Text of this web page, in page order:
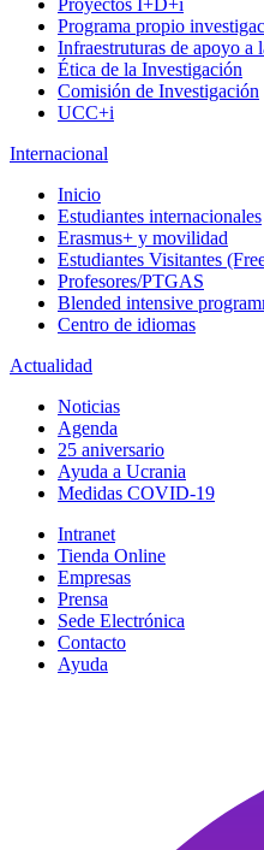
Proyectos I+D+i
Programa propio
Infraestruturas de apoyo a
Ética de la Investigación
Comisión de Investigación
UCC+i
Internacional
Inicio
Estudiantes internacionales
Erasmus+ y movilidad
Estudiantes Visitantes
Profesores/PTGAS
Blended intensive
Centro de idiomas
Actualidad
Noticias
Agenda
25 aniversario
Ayuda a Ucrania
Medidas COVID-19
Intranet
Tienda Online
Empresas
Prensa
Sede Electrónica
Contacto
Ayuda